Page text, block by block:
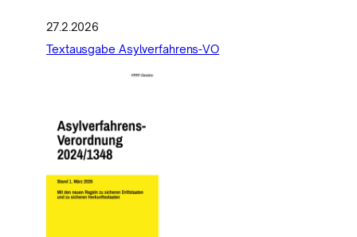
27.2.2026
Textausgabe Asylverfahrens-VO